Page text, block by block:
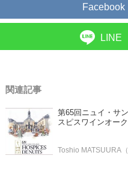
Facebook
LINE
関連記事
第65回ニュイ・サ
スピスワインオー
Toshio MATSUURA（